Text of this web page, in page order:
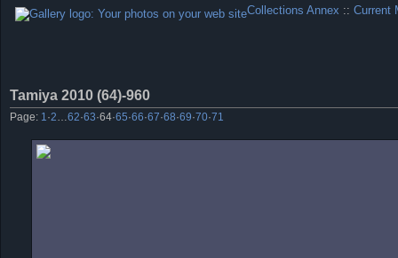
Collections Annex ::Current
Tamiya 2010 (64)-960
Page: 1 ·2 62·63·64·65·66·67·68·69·70·71